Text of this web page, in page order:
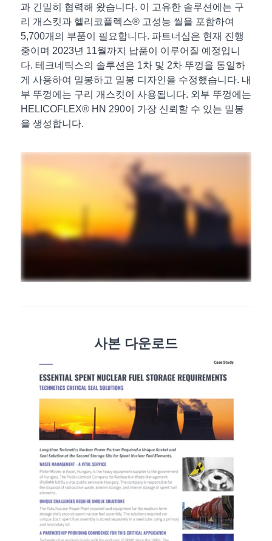
과 긴밀히 협력해 왔습니다. 이 고유한 솔루션에는 구
리 개스킷과 헬리코플렉스® 고성능 씰을 포함하여
5,700개의 부품이 필요합니다. 파트너십은 현재 진행
중이며 2023년 11월까지 납품이 이루어질 예정입니
다. 테크네틱스의 솔루션은 1차 및 2차 뚜껑을 동일하
게 사용하여 밀봉하고 밀봉 디자인을 수정했습니다. 내
부 뚜껑에는 구리 개스킷이 사용됩니다. 외부 뚜껑에는
HELICOFLEX® HN 290이 가장 신뢰할 수 있는 밀봉
을 생성합니다.
사본 다운로드